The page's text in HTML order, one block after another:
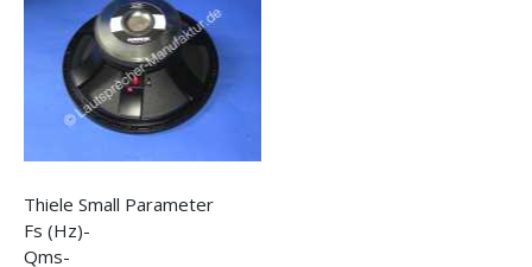
Thiele Small Parameter
Fs (Hz)-
Qms-